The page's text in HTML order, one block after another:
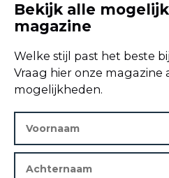
Bekijk alle
magazine
Welke stijl past het beste
Vraag hier onze magazine
mogelijkheden.